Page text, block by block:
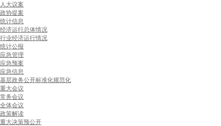
人大议案
政协提案
统计信息
经济运行总体情况
行业经济运行情况
统计公报
应急管理
应急预案
应急信息
基层政务公开标准化规范化
重大会议
常务会议
全体会议
政策解读
重大决策预公开